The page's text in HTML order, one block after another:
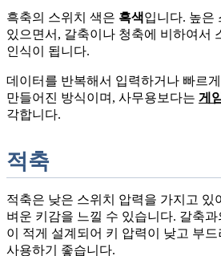
흑축의 스위치 색은 흑색입니다. 높은
있으면서, 갈축이나 청축에 비하여서
인식이 됩니다.
데이터를 반복해서 입력하거나 빠르
만들어진 방식이며, 사무용보다는 게
각합니다.
적축
적축은 낮은 스위치 압력을 가지고 있
벼운 키감을 느낄 수 있습니다. 갈축
이 적게 설계되어 키 압력이 낮고 부드
사용하기 좋습니다.